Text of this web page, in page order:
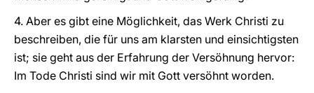
4. Aber es gibt eine Möglichkeit, das Werk Christi zu
beschreiben, die für uns am klarsten und einsichtigsten
ist; sie geht aus der Erfahrung der Versöhnung hervor:
Im Tode Christi sind wir mit Gott versöhnt worden.